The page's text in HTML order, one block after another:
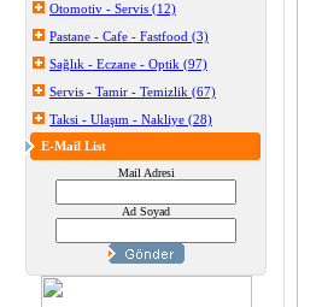
Otomotiv - Servis (12)
Pastane - Cafe - Fastfood (3)
Sağlık - Eczane - Optik (97)
Servis - Tamir - Temizlik (67)
Taksi - Ulaşım - Nakliye (28)
E-Mail List
Mail Adresi
Ad Soyad